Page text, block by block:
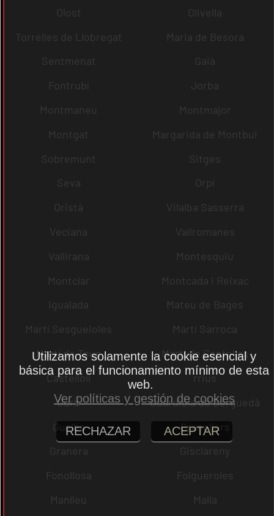
Olost
Olivella
Torrelles de Llobregat
Maria de Besora
Sentmenat
Gaià
Fontrubí
Jorba
Montmaneu
Montmajor
Montgat
Margarida de Montbui
Sobremunt
Sitges
Seva
Orpí
Oristà
Vilalba Sasserra
Veciana
Vallromanes
Vallirana
Montesquiu
Montclar
Montcada i Reixac
Igualada
Mateu de Bages
Martí Sesgueioles
Martí Sarroca
Martí de Tous
Martí de Centelles
Castellolí
rrius
Gurb
Guardiola de Berguedà
Gualba
Granollers
Granera
Gisclareny
Fonollosa
Folgueroles
Manlleu
Malla
Utilizamos solamente la cookie esencial y
básica para el funcionamiento mínimo de esta
web.
Ver políticas y gestión de cookies
RECHAZAR ACEPTAR